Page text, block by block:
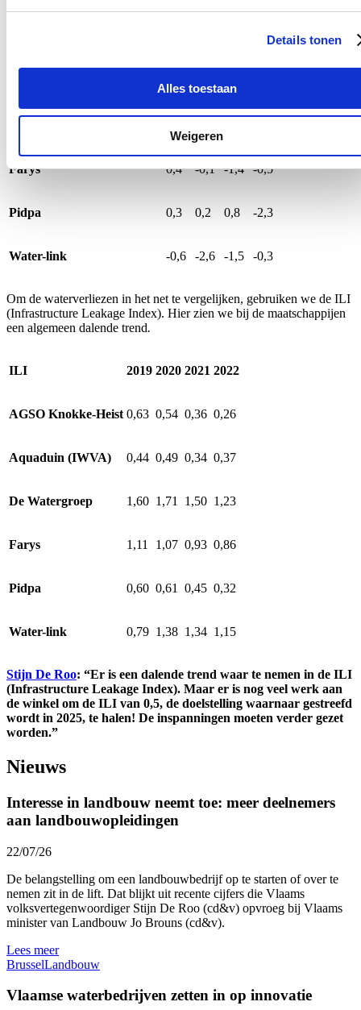
Details tonen
Alles toestaan
Weigeren
-1,8
-0,5 -0;9
Farys 0,4 -0,1 -1,4 -0,5
Pidpa 0,3 0,2 0,8 -2,3
Water-link -0,6 -2,6 -1,5 -0,3
Om de waterverliezen in het net te vergelijken, gebruiken we de ILI
(Infrastructure Leakage Index). Hier zien we bij de maatschappijen
een algemeen dalende trend.
ILI 2019 2020 2021 2022
AGSO Knokke-Heist 0,63 0,54 0,36 0,26
Aquaduin (IWVA) 0,44 0,49 0,34 0,37
De Watergroep 1,60 1,71 1,50 1,23
Farys 1,11 1,07 0,93 0,86
Pidpa 0,60 0,61 0,45 0,32
Water-link 0,79 1,38 1,34 1,15
Stijn De Roo: “Er is een dalende trend waar te nemen in de ILI
(Infrastructure Leakage Index). Maar er is nog veel werk aan
de winkel om de ILI van 0,5, de doelstelling waarnaar gestreefd
wordt in 2025, te halen! De inspanningen moeten verder gezet
worden.”
Nieuws
Interesse in landbouw neemt toe: meer deelnemers
aan landbouwopleidingen
22/07/26
De belangstelling om een landbouwbedrijf op te starten of over te
nemen zit in de lift. Dat blijkt uit recente cijfers die Vlaams
volksvertegenwoordiger Stijn De Roo (cd&v) opvroeg bij Vlaams
minister van Landbouw Jo Brouns (cd&v).
Lees meer
BrusselLandbouw
Vlaamse waterbedrijven zetten in op innovatie